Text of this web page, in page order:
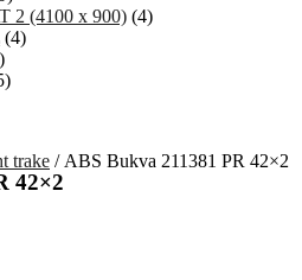
2 (4100 x 900) (4)
(4)
trake / ABS Bukva 211381 PR 42×2
42×2